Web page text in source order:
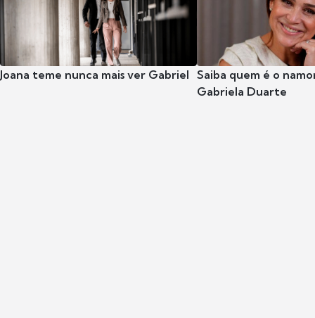
Joana teme nunca mais ver Gabriel Saiba quem é o
Gabriela Duarte